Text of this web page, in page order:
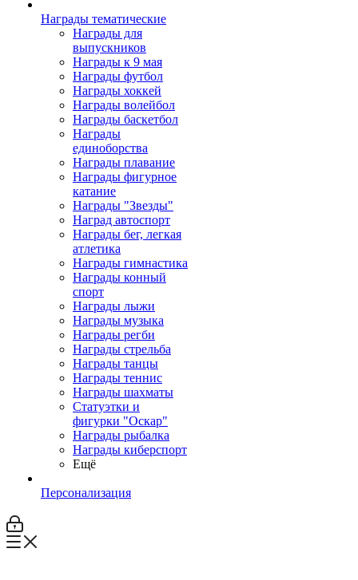
Награды тематические
Награды для
выпускников
Награды к 9 мая
Награды футбол
Награды хоккей
Награды волейбол
Награды баскетбол
Награды
единоборства
Награды плавание
Награды фигурное
катание
Награды "Звезды"
Наград автоспорт
Награды бег, легкая
атлетика
Награды гимнастика
Награды конный
спорт
Награды лыжи
Награды музыка
Награды регби
Награды стрельба
Награды танцы
Награды теннис
Награды шахматы
Статуэтки и
фигурки "Оскар"
Награды рыбалка
Награды киберспорт
Ещё
Персонализация